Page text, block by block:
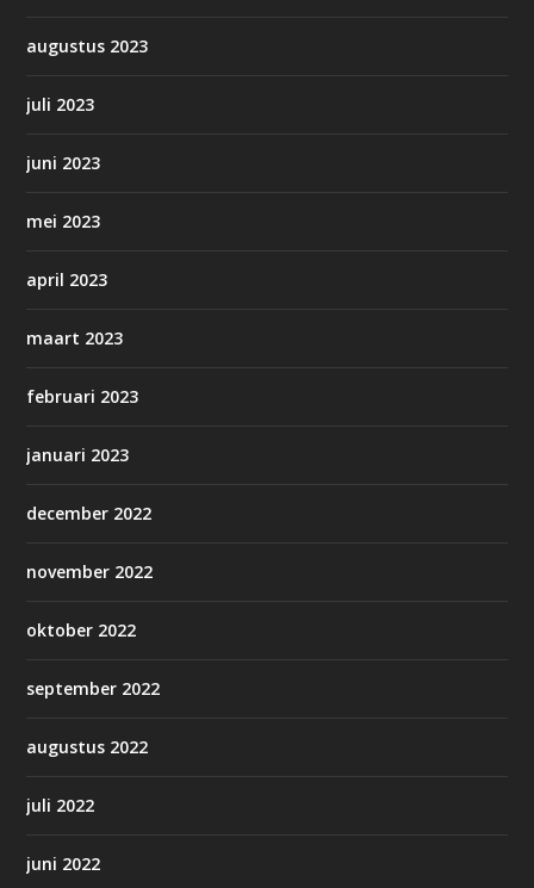
augustus 2023
juli 2023
juni 2023
mei 2023
april 2023
maart 2023
februari 2023
januari 2023
december 2022
november 2022
oktober 2022
september 2022
augustus 2022
juli 2022
juni 2022